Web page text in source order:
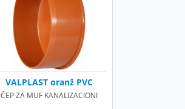
VALPLAST oranž PVC
ČEP ZA MUF KANALIZACIONI